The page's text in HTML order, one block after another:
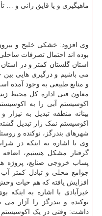
ماهیگیری و یا قایق رانی و …
وی افزود: خشکی خلیج و
بوده اند احتمال تصرفات
استان گلستان کمتر و در
می باشیم و درگیری هایی
و منابع طبیعی به وجود آمده
معاون فنی اداره کل محیط
اکوسیستم آبی را به
بینانه منطقه تبدیل به نیزار
اکوسیستم نمک زار تبدیل
شهرهای بندرگز، نوکنده و
وی با اشاره به اینکه در
گرفتار مشکل هستیم،
پساب خروجی صنایع، پروژه
جوامع محلی و تبادل کمتر آب
افزایش یافته که هم حیات
خیرآبادی با اشاره به
نوکنده و بندرگز را آزار
داشت: وقتی در یک